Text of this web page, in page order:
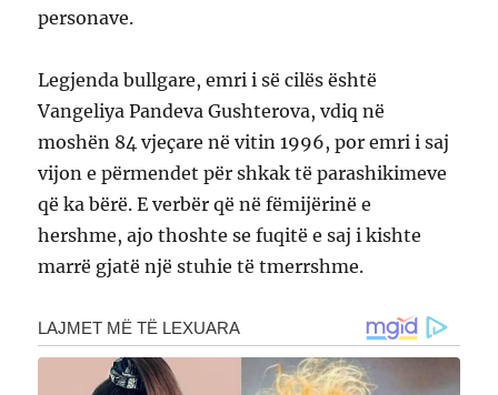
personave.
Legjenda bullgare, emri i së cilës është
Vangeliya Pandeva Gushterova, vdiq në
moshën 84 vjeçare në vitin 1996, por emri i saj
vijon e përmendet për shkak të parashikimeve
që ka bërë. E verbër që në fëmijërinë e
hershme, ajo thoshte se fuqitë e saj i kishte
marrë gjatë një stuhie të tmerrshme.